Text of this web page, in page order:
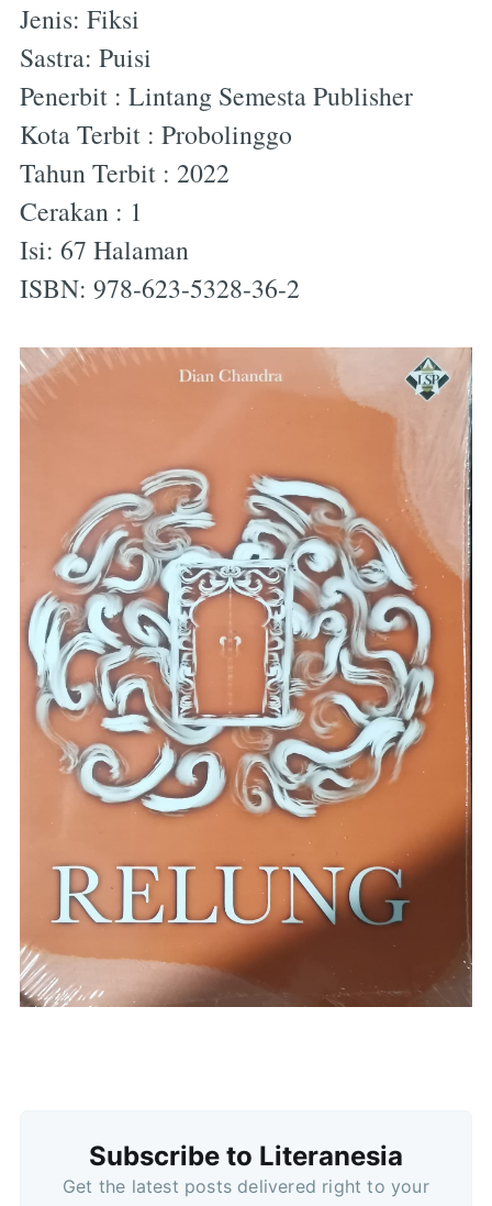
Jenis: Fiksi
Sastra: Puisi
Penerbit : Lintang Semesta Publisher
Kota Terbit : Probolinggo
Tahun Terbit : 2022
Cerakan : 1
Isi: 67 Halaman
ISBN: 978-623-5328-36-2
Subscribe to Literanesia
Get the latest posts delivered right to your